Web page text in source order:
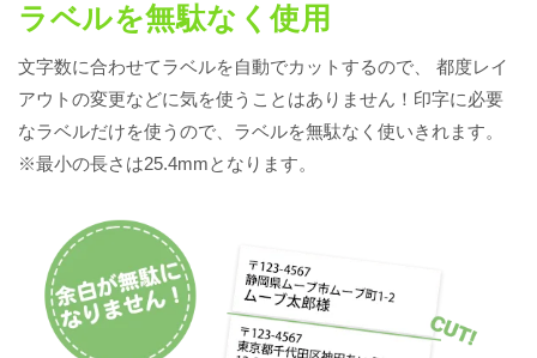
ラベルを無駄なく使用
文字数に合わせてラベルを自動でカットするので、 都度レイ
アウトの変更などに気を使うことはありません！印字に必要
なラベルだけを使うので、ラベルを無駄なく使いきれます。
※最小の長さは25.4mmとなります。